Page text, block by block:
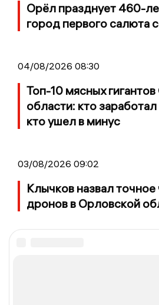
Орёл празднует 460-
город первого салюта
04/08/2026 08:30
Топ-10 мясных
области: кто
кто ушел в минус
03/08/2026 09:02
Клычков назвал
дронов в Орловской